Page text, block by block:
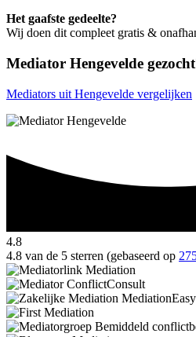
Het gaafste gedeelte?
Wij doen dit compleet gratis &
Mediator Hengevelde
Mediators uit Hengevelde vergelijken
4.8
4.8 van de 5 sterren (gebaseerd op